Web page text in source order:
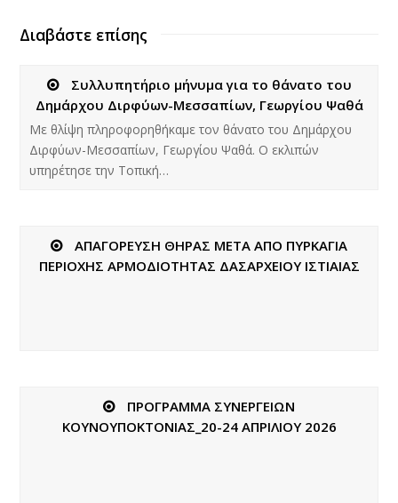
Διαβάστε επίσης
Συλλυπητήριο μήνυμα για το θάνατο του
Δημάρχου Διρφύων-Μεσσαπίων, Γεωργίου Ψαθά
Με θλίψη πληροφορηθήκαμε τον θάνατο του Δημάρχου
Διρφύων-Μεσσαπίων, Γεωργίου Ψαθά. Ο εκλιπών
υπηρέτησε την Τοπική…
ΑΠΑΓΟΡΕΥΣΗ ΘΗΡΑΣ ΜΕΤΑ ΑΠΟ ΠΥΡΚΑΓΙΑ
ΠΕΡΙΟΧΗΣ ΑΡΜΟΔΙΟΤΗΤΑΣ ΔΑΣΑΡΧΕΙΟΥ ΙΣΤΙΑΙΑΣ
ΠΡΟΓΡΑΜΜΑ ΣΥΝΕΡΓΕΙΩΝ
ΚΟΥΝΟΥΠΟΚΤΟΝΙΑΣ_20-24 ΑΠΡΙΛΙΟΥ 2026